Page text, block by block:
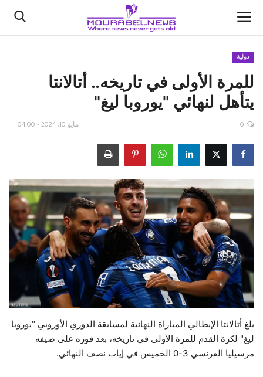
الأخبار
كتّابنا
اقتصاد
علوم وتكنولوجيا
رياضة
فيديو
حياة
دولية
للمرة الأولى في تاريخه.. أتالانتا
يتأهل لنهائي "يوروبا ليغ"
مايو 10, 2024 - 04:00 0
بلغ أتالانتا الإيطالي المباراة النهائية لمسابقة الدوري الأوروبي "يوروبا
ليغ" لكرة القدم للمرة الأولى في تاريخه، بعد فوزه على ضيفه
مرسيليا الفرنسي 3-0 الخميس في إياب نصف النهائي.